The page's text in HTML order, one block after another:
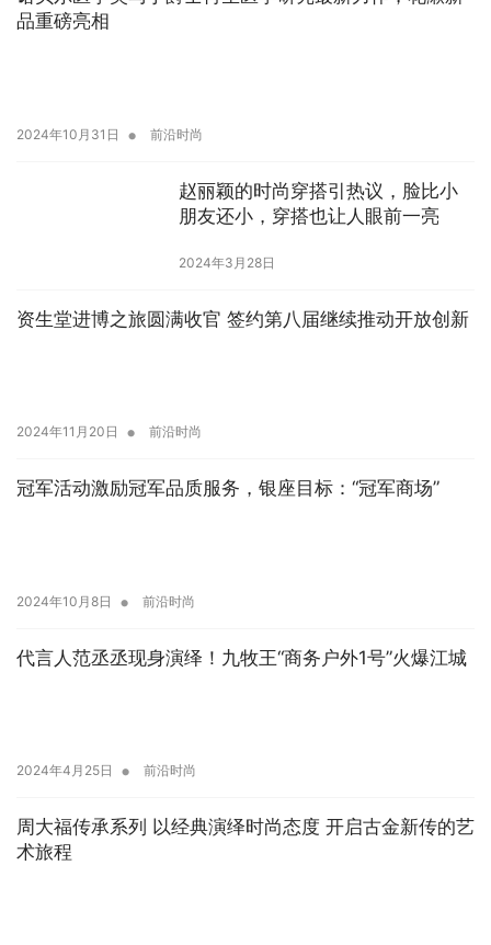
品重磅亮相
2024年10月31日 • 前沿时尚
赵丽颖的时尚穿搭引热议，脸比小
朋友还小，穿搭也让人眼前一亮
2024年3月28日
资生堂进博之旅圆满收官 签约第八届继续推动开放创新
2024年11月20日 • 前沿时尚
冠军活动激励冠军品质服务，银座目标：“冠军商场”
2024年10月8日 • 前沿时尚
代言人范丞丞现身演绎！九牧王“商务户外1号”火爆江城
2024年4月25日 • 前沿时尚
周大福传承系列 以经典演绎时尚态度 开启古金新传的艺
术旅程